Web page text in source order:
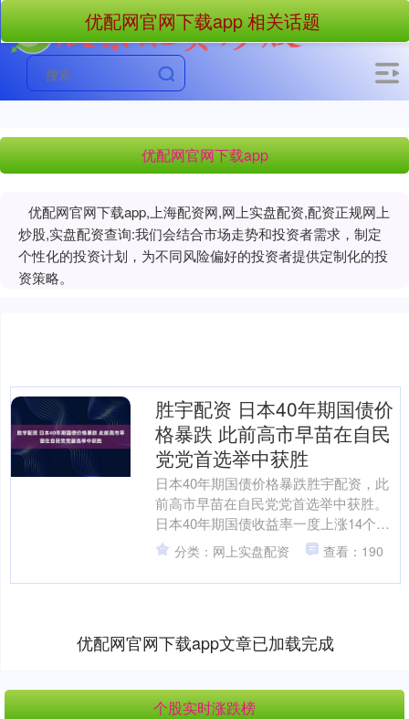
优配网官网下载app
优配网官网下载app,上海配资网,网上实盘配资,配资正规网上
炒股,实盘配资查询:我们会结合市场走势和投资者需求，制定
个性化的投资计划，为不同风险偏好的投资者提供定制化的投
资策略。
优配网官网下载app 相关话题
胜宇配资 日本40年期国债价
格暴跌 此前高市早苗在自民
党党首选举中获胜
日本40年期国债价格暴跌胜宇配资，此
前高市早苗在自民党党首选举中获胜。
日本40年期国债收益率一度上涨14个基
点至3.52%。 海量资讯、精准解读，尽
在新浪财经....
分类：网上实盘配资 查看：190
优配网官网下载app文章已加载完成
个股实时涨跌榜